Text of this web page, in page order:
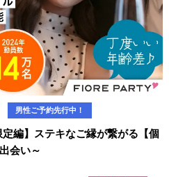
男性ご予約先行中！
定編】ステキなご縁が繋がる【個
会い～